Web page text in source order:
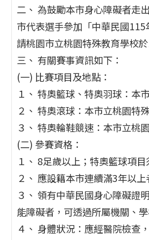
二、 為鼓勵本市身心障礙者走
市代表選手參加「中華民國
請桃園市立桃園特殊教育學校
三、 有關賽事資訊如下：
(一) 比賽項目及地點：
１、 特奧籃球、特奧羽球：本
２、 特奧滾球：本市立桃園特
３、 特奧輪鞋競速：本市立桃
(二) 參賽資格：
１、 8足歲以上；特奧籃球項
２、 應設籍本市連續滿3年以
３、 領有中華民國身心障礙證
能障礙者，可透過所屬機關、
４、 身體狀況：應經醫院檢查